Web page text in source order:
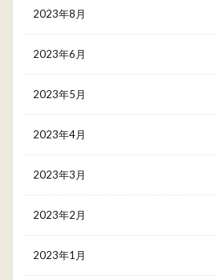
2023年8月
2023年6月
2023年5月
2023年4月
2023年3月
2023年2月
2023年1月